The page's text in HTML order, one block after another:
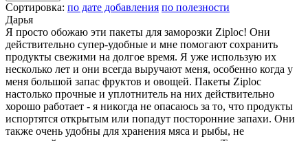
Сортировка: по дате добавления по полезности
Дарья
Я просто обожаю эти пакеты для заморозки Ziploc! Они
действительно супер-удобные и мне помогают сохранить
продукты свежими на долгое время. Я уже использую их
несколько лет и они всегда выручают меня, особенно когда у
меня большой запас фруктов и овощей. Пакеты Ziploc
настолько прочные и уплотнитель на них действительно
хорошо работает - я никогда не опасаюсь за то, что продукты
испортятся открытым или попадут посторонние запахи. Они
также очень удобны для хранения мяса и рыбы, не